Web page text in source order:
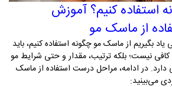
استفاده کنیم؟ آموزش
از ماسک مو
بگیریم از ماسک مو چگونه استفاده کنیم، باید
نیست؛ بلکه ترتیب، مقدار و حتی شرایط مو
در ادامه، مراحل درست استفاده از ماسک
می‌بینید: